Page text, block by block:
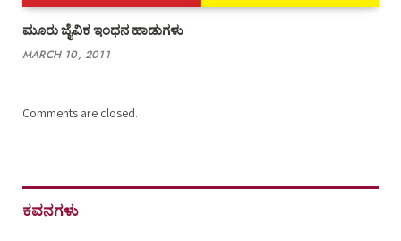
ಮೂರು ಜೈವಿಕ ಇಂಧನ ಹಾಡುಗಳು
MARCH 10, 2011
Comments are closed.
ಕವನಗಳು